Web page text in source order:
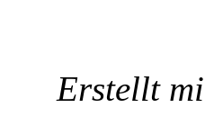
Erstellt